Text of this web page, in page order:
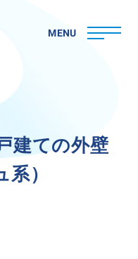
MENU
建ての外壁
系）